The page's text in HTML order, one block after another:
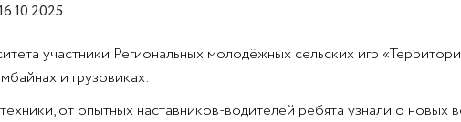
участники Региональных молодёжных сельских игр
и грузовиках.
от опытных наставников-водителей ребята узнали о